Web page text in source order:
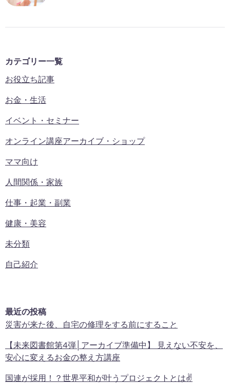
カテゴリー一覧
お役立ち記事
お金・生活
イベント・セミナー
オンライン講座アーカイブ・ショップ
ママ向け
人間関係・家族
仕事・起業・副業
健康・美容
未分類
自己紹介
最近の投稿
災害が来た後、自宅の修理をする前にすること
【未来図書館第4弾│アーカイブ準備中】 見えない不安を、
安心に変えるお金の整え方講座
国連が採用！？世界平和が叶うプロジェクトとは✌